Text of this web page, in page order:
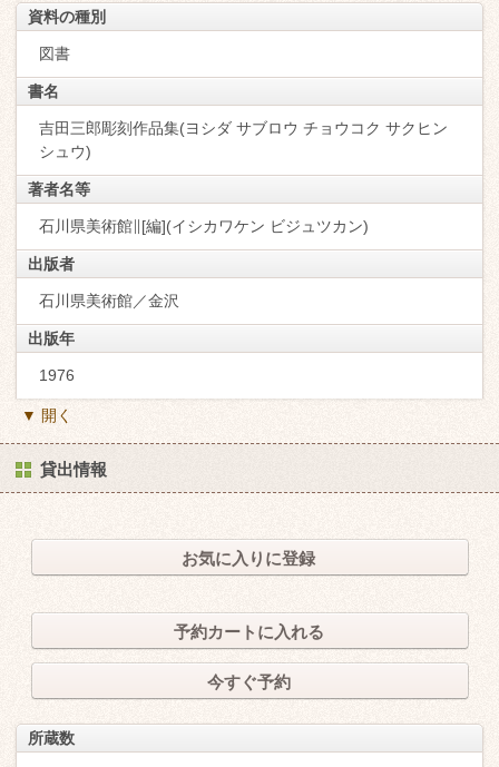
資料の種別
図書
書名
吉田三郎彫刻作品集(ヨシダ サブロウ チョウコク サクヒン
シュウ)
著者名等
石川県美術館∥[編](イシカワケン ビジュツカン)
出版者
石川県美術館／金沢
出版年
1976
▼ 開く
貸出情報
お気に入りに登録
予約カートに入れる
今すぐ予約
所蔵数